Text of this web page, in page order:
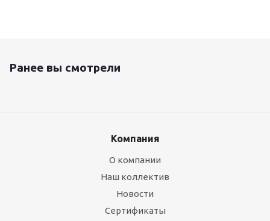
Ранее вы смотрели
Компания
О компании
Наш коллектив
Новости
Сертификаты